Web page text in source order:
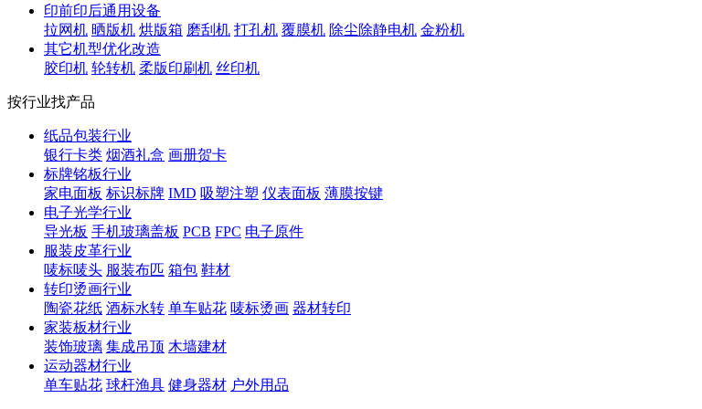
印前印后通用设备
拉网机 晒版机 烘版箱 磨刮机 打孔机 覆膜机 除尘除静电机 金粉机
其它机型优化改造
胶印机 轮转机 柔版印刷机 丝印机
按行业找产品
纸品包装行业
银行卡类 烟酒礼盒 画册贺卡
标牌铭板行业
家电面板 标识标牌 IMD 吸塑注塑 仪表面板 薄膜按键
电子光学行业
导光板 手机玻璃盖板 PCB FPC 电子原件
服装皮革行业
唛标唛头 服装布匹 箱包 鞋材
转印烫画行业
陶瓷花纸 酒标水转 单车贴花 唛标烫画 器材转印
家装板材行业
装饰玻璃 集成吊顶 木墙建材
运动器材行业
单车贴花 球杆渔具 健身器材 户外用品